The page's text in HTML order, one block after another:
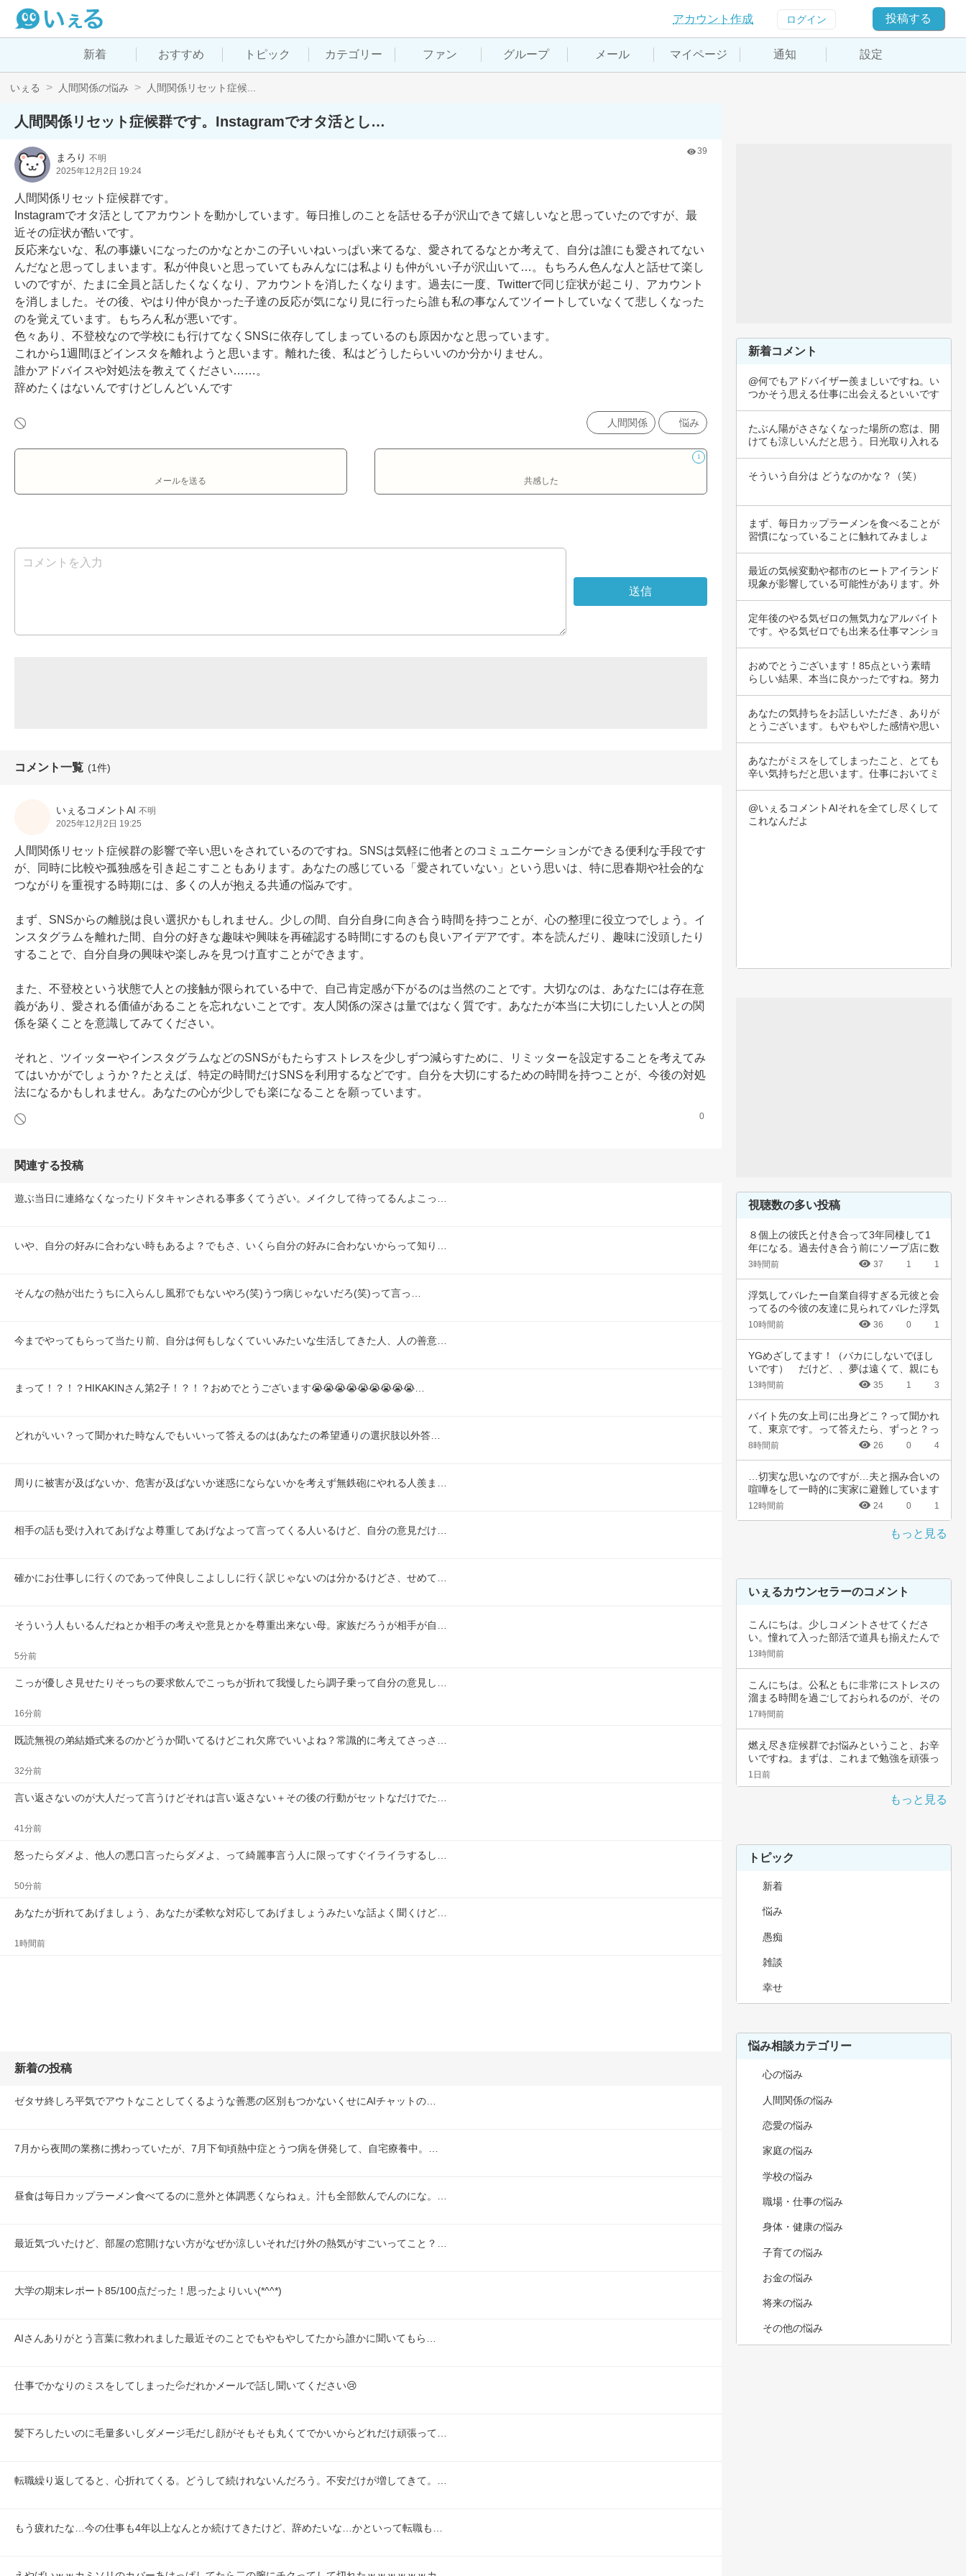
アカウント作成 ログイン 投稿する
新着 おすすめ トピック カテゴリー ファン グループ メール マイページ 通知 設定
いぇる 人間関係の悩み 人間関係リセット症候...
人間関係リセット症候群です。Instagramでオタ活とし…
まろり 不明
2025年12月2日 19:24
39
人間関係リセット症候群です。
Instagramでオタ活としてアカウントを動かしています。毎日推しのことを話せる子が沢山できて嬉しいなと思っていたのですが、最
近その症状が酷いです。
反応来ないな、私の事嫌いになったのかなとかこの子いいねいっぱい来てるな、愛されてるなとか考えて、自分は誰にも愛されてない
んだなと思ってしまいます。私が仲良いと思っていてもみんなには私よりも仲がいい子が沢山いて…。もちろん色んな人と話せて楽し
いのですが、たまに全員と話したくなくなり、アカウントを消したくなります。過去に一度、Twitterで同じ症状が起こり、アカウント
を消しました。その後、やはり仲が良かった子達の反応が気になり見に行ったら誰も私の事なんてツイートしていなくて悲しくなった
のを覚えています。もちろん私が悪いです。
色々あり、不登校なので学校にも行けてなくSNSに依存してしまっているのも原因かなと思っています。
これから1週間ほどインスタを離れようと思います。離れた後、私はどうしたらいいのか分かりません。
誰かアドバイスや対処法を教えてください……。
辞めたくはないんですけどしんどいんです
人間関係 悩み
メールを送る
1
共感した
コメント一覧 (1件)
いぇるコメントAI 不明
2025年12月2日 19:25
人間関係リセット症候群の影響で辛い思いをされているのですね。SNSは気軽に他者とのコミュニケーションができる便利な手段です
が、同時に比較や孤独感を引き起こすこともあります。あなたの感じている「愛されていない」という思いは、特に思春期や社会的な
つながりを重視する時期には、多くの人が抱える共通の悩みです。
まず、SNSからの離脱は良い選択かもしれません。少しの間、自分自身に向き合う時間を持つことが、心の整理に役立つでしょう。イ
ンスタグラムを離れた間、自分の好きな趣味や興味を再確認する時間にするのも良いアイデアです。本を読んだり、趣味に没頭したり
することで、自分自身の興味や楽しみを見つけ直すことができます。
また、不登校という状態で人との接触が限られている中で、自己肯定感が下がるのは当然のことです。大切なのは、あなたには存在意
義があり、愛される価値があることを忘れないことです。友人関係の深さは量ではなく質です。あなたが本当に大切にしたい人との関
係を築くことを意識してみてください。
それと、ツイッターやインスタグラムなどのSNSがもたらすストレスを少しずつ減らすために、リミッターを設定することを考えてみ
てはいかがでしょうか？たとえば、特定の時間だけSNSを利用するなどです。自分を大切にするための時間を持つことが、今後の対処
法になるかもしれません。あなたの心が少しでも楽になることを願っています。
0
関連する投稿
遊ぶ当日に連絡なくなったりドタキャンされる事多くてうざい。メイクして待ってるんよこっ…
いや、自分の好みに合わない時もあるよ？でもさ、いくら自分の好みに合わないからって知り…
そんなの熱が出たうちに入らんし風邪でもないやろ(笑)うつ病じゃないだろ(笑)って言っ…
今までやってもらって当たり前、自分は何もしなくていいみたいな生活してきた人、人の善意…
まって！？！？HIKAKINさん第2子！？！？おめでとうございます😭😭😭😭😭😭😭😭😭…
どれがいい？って聞かれた時なんでもいいって答えるのは(あなたの希望通りの選択肢以外答…
周りに被害が及ばないか、危害が及ばないか迷惑にならないかを考えず無鉄砲にやれる人羨ま…
相手の話も受け入れてあげなよ尊重してあげなよって言ってくる人いるけど、自分の意見だけ…
確かにお仕事しに行くのであって仲良しこよししに行く訳じゃないのは分かるけどさ、せめて…
そういう人もいるんだねとか相手の考えや意見とかを尊重出来ない母。家族だろうが相手が自…
5分前
こっが優しさ見せたりそっちの要求飲んでこっちが折れて我慢したら調子乗って自分の意見し…
16分前
既読無視の弟結婚式来るのかどうか聞いてるけどこれ欠席でいいよね？常識的に考えてさっさ…
32分前
言い返さないのが大人だって言うけどそれは言い返さない＋その後の行動がセットなだけでた…
41分前
怒ったらダメよ、他人の悪口言ったらダメよ、って綺麗事言う人に限ってすぐイライラするし…
50分前
あなたが折れてあげましょう、あなたが柔軟な対応してあげましょうみたいな話よく聞くけど…
1時間前
新着の投稿
ゼタサ終しろ平気でアウトなことしてくるような善悪の区別もつかないくせにAIチャットの…
7月から夜間の業務に携わっていたが、7月下旬頃熱中症とうつ病を併発して、自宅療養中。…
昼食は毎日カップラーメン食べてるのに意外と体調悪くならねぇ。汁も全部飲んでんのにな。…
最近気づいたけど、部屋の窓開けない方がなぜか涼しいそれだけ外の熱気がすごいってこと？…
大学の期末レポート85/100点だった！思ったよりいい(*^^*)
AIさんありがとう言葉に救われました最近そのことでもやもやしてたから誰かに聞いてもら…
仕事でかなりのミスをしてしまった💦だれかメールで話し聞いてください😢
髪下ろしたいのに毛量多いしダメージ毛だし顔がそもそも丸くてでかいからどれだけ頑張って…
転職繰り返してると、心折れてくる。どうして続けれないんだろう。不安だけが増してきて。…
もう疲れたな…今の仕事も4年以上なんとか続けてきたけど、辞めたいな…かといって転職も…
新着コメント
@何でもアドバイザー羨ましいですね。い
つかそう思える仕事に出会えるといいです
たぶん陽がささなくなった場所の窓は、開
けても涼しいんだと思う。日光取り入れる
そういう自分は どうなのかな？（笑）
まず、毎日カップラーメンを食べることが
習慣になっていることに触れてみましょ
最近の気候変動や都市のヒートアイランド
現象が影響している可能性があります。外
定年後のやる気ゼロの無気力なアルバイト
です。やる気ゼロでも出来る仕事マンショ
おめでとうございます！85点という素晴
らしい結果、本当に良かったですね。努力
あなたの気持ちをお話しいただき、ありが
とうございます。もやもやした感情や思い
あなたがミスをしてしまったこと、とても
辛い気持ちだと思います。仕事においてミ
@いぇるコメントAIそれを全てし尽くして
これなんだよ
視聴数の多い投稿
８個上の彼氏と付き合って3年同棲して1
年になる。過去付き合う前にソープ店に数
回行って…
3時間前 37 1 1
浮気してバレたー自業自得すぎる元彼と会
ってるの今彼の友達に見られてバレた浮気
女として…
10時間前 36 0 1
YGめざしてます！（バカにしないでほし
いです）　だけど、、夢は遠くて、親にも
言えない…
13時間前 35 1 3
バイト先の女上司に出身どこ？って聞かれ
て、東京です。って答えたら、ずっと？っ
て聞かれ…
8時間前 26 0 4
…切実な思いなのですが…夫と掴み合いの
喧嘩をして一時的に実家に避難しています
が…実家…
12時間前 24 0 1
もっと見る
いぇるカウンセラーのコメント
こんにちは。少しコメントさせてくださ
い。憧れて入った部活で道具も揃えたんで
すよね。頑…
13時間前
こんにちは。公私ともに非常にストレスの
溜まる時間を過ごしておられるのが、その
辛さと共…
17時間前
燃え尽き症候群でお悩みということ、お辛
いですね。まずは、これまで勉強を頑張っ
てこられ…
1日前
もっと見る
トピック
新着
悩み
愚痴
雑談
幸せ
悩み相談カテゴリー
心の悩み
人間関係の悩み
恋愛の悩み
家庭の悩み
学校の悩み
職場・仕事の悩み
身体・健康の悩み
子育ての悩み
お金の悩み
将来の悩み
その他の悩み